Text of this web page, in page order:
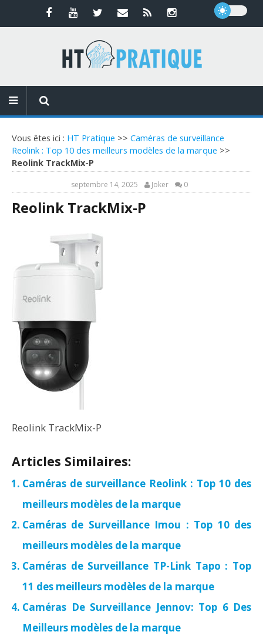
Vous êtes ici : HT Pratique >> Caméras de surveillance
Reolink : Top 10 des meilleurs modèles de la marque >>
Reolink TrackMix-P
septembre 14, 2025 Joker 0
Reolink TrackMix-P
Reolink TrackMix-P
Articles Similaires:
Caméras de surveillance Reolink : Top 10 des
meilleurs modèles de la marque
Caméras de Surveillance Imou : Top 10 des
meilleurs modèles de la marque
Caméras de Surveillance TP-Link Tapo : Top
11 des meilleurs modèles de la marque
Caméras De Surveillance Jennov: Top 6 Des
Meilleurs modèles de la marque